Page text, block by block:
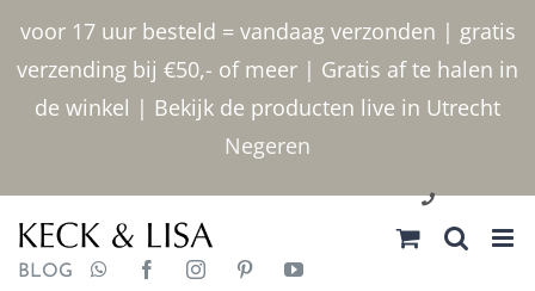
voor 17 uur besteld = vandaag verzonden | gratis
verzending bij €50,- of meer | Gratis af te halen in
de winkel | Bekijk de producten live in Utrecht
Negeren
inhoud
030 2400000
BLOG